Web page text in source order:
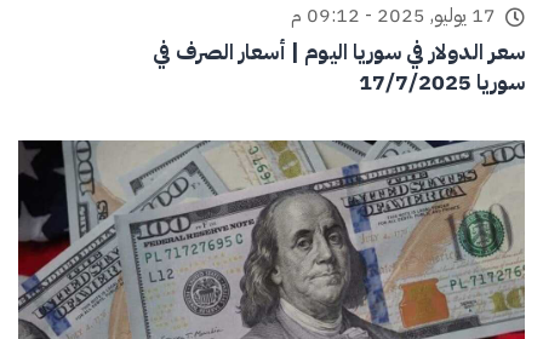
17 يوليو, 2025 - 09:12 م
سعر الدولار في سوريا اليوم | أسعار الصرف في
سوريا 17/7/2025